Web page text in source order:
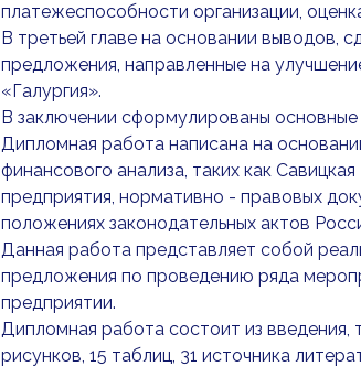
платежеспособности организации,
В третьей главе на основании выводов,
предложения, направленные на
«Галургия».
В заключении сформулированы
Дипломная работа написана на
финансового анализа, таких как
предприятия, нормативно - правовых
положениях законодательных актов
Данная работа представляет собой
предложения по проведению ряда
предприятии.
Дипломная работа состоит из введения,
рисунков, 15 таблиц, 31 источника